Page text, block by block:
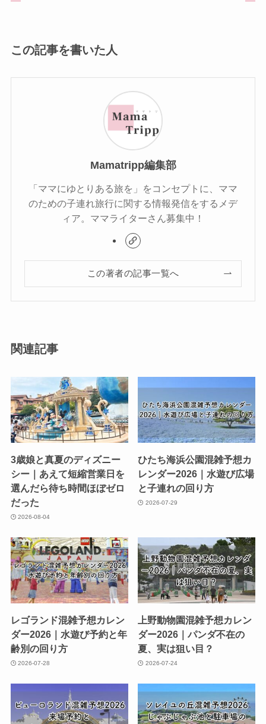
この記事を書いた人
Mamatripp編集部
「ママにゆとりある旅を」をコンセプトに、ママ
のための子連れ旅行に関する情報発信をするメデ
ィア。ママライターさん募集中！
この著者の記事一覧へ
関連記事
3歳娘と真夏のディズニー
シー｜あえて短縮営業日を
選んだら待ち時間ほぼゼロ
だった
2026-08-04
ひたち海浜公園混雑予想カ
レンダー2026｜水遊び広場
と子連れの回り方
2026-07-29
レゴランド混雑予想カレン
ダー2026｜水遊び予約と年
齢別の回り方
2026-07-28
上野動物園混雑予想カレン
ダー2026｜パンダ不在の
夏、実は狙い目？
2026-07-24